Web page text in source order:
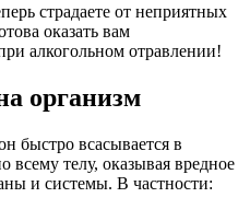
страдаете от неприятных
оказать вам
алкогольном отравлении!
организм
быстро всасывается в
всему телу, оказывая вредное
и системы. В частности: